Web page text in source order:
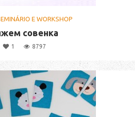
E WORKSHOP
совенка
1 8797